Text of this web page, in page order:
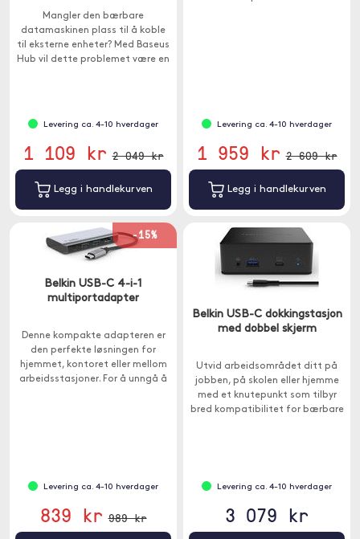
Mangler den bærbare
datamaskinen plass til å koble
til eksterne enheter? Med Baseus
Hub vil dette problemet være en
Levering ca. 4-10 hverdager
1 109 kr 2 049 kr
Legg i handlekurven
Levering ca. 4-10 hverdager
1 959 kr 2 609 kr
Legg i handlekurven
-15%
Belkin USB-C 4-i-1
multiportadapter
Denne kompakte adapteren er
den perfekte løsningen for
hjemmet, kontoret eller mellom
arbeidsstasjoner. For å unngå å
Levering ca. 4-10 hverdager
839 kr 989 kr
Belkin USB-C dokkingstasjon
med dobbel skjerm
Utvid arbeidsområdet ditt på
jobben, på skolen eller hjemme
med et knutepunkt som tilbyr
bred kompatibilitet for bærbare
Levering ca. 4-10 hverdager
3 079 kr